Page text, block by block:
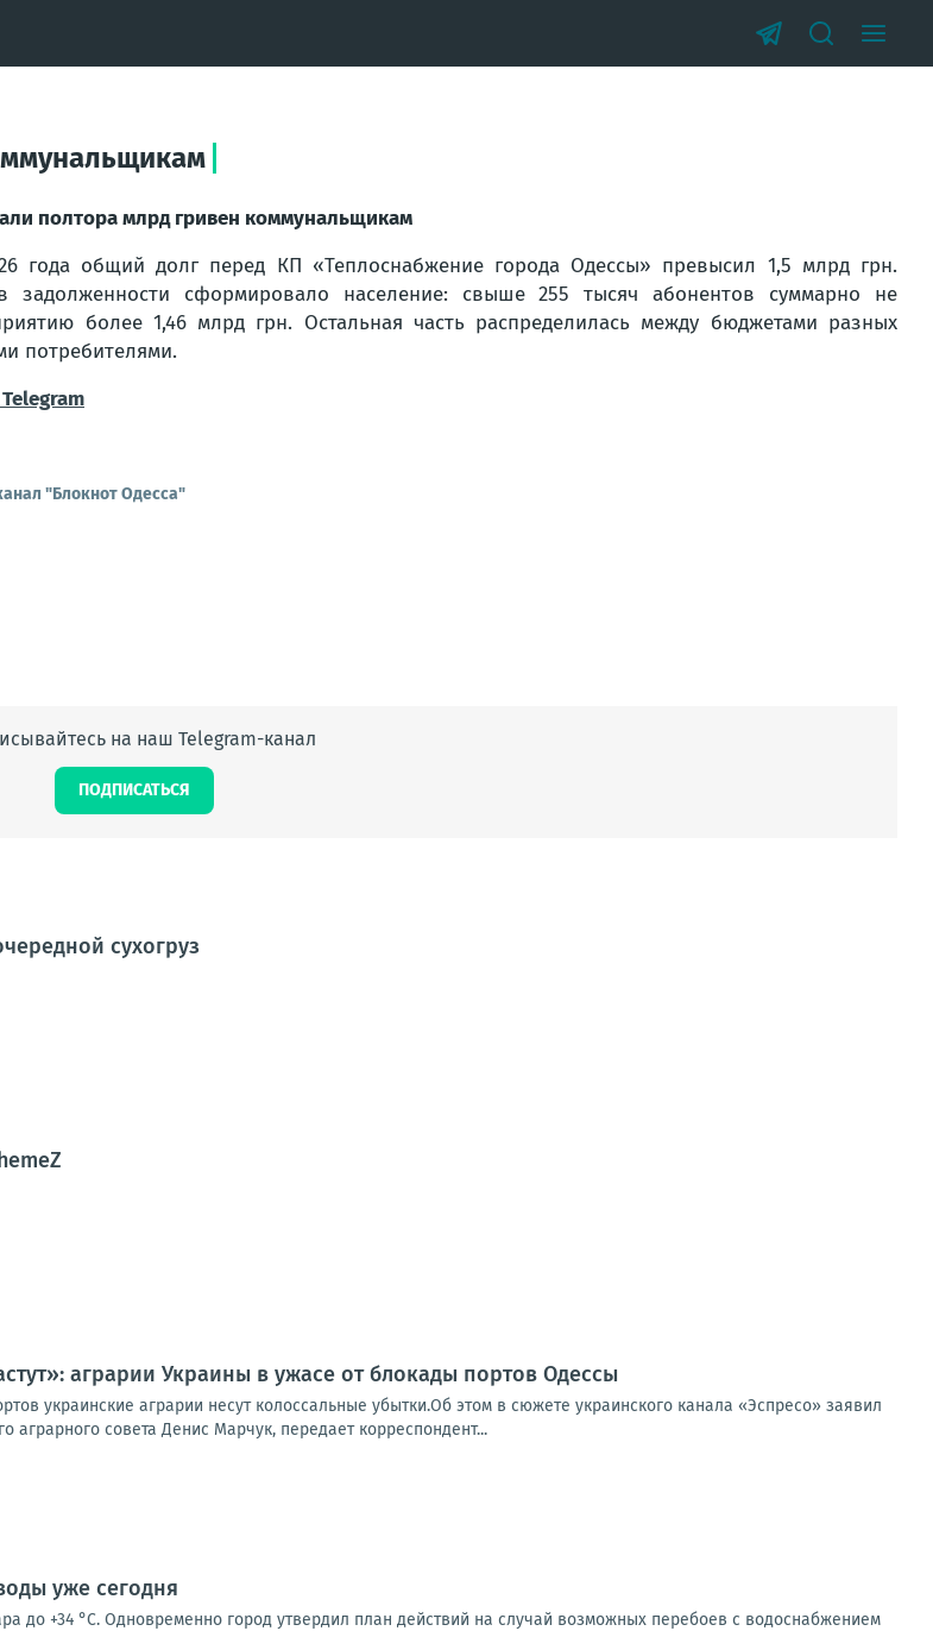
полтора млрд гривен коммунальщикам
года общий долг перед КП «Теплоснабжение города Одессы» превысил 1,5 млрд грн.
задолженности сформировало население: свыше 255 тысяч абонентов суммарно не
более 1,46 млрд грн. Остальная часть распределилась между бюджетами разных
потребителями.
"Блокнот Одесса"
на наш Telegram-канал
ПОДПИСАТЬСЯ
сухогруз
аграрии Украины в ужасе от блокады портов Одессы
украинские аграрии несут колоссальные убытки.Об этом в сюжете украинского канала «Эспресо» заявил
аграрного совета Денис Марчук, передает корреспондент...
уже сегодня
до +34 °C. Одновременно город утвердил план действий на случай возможных перебоев с водоснабжением